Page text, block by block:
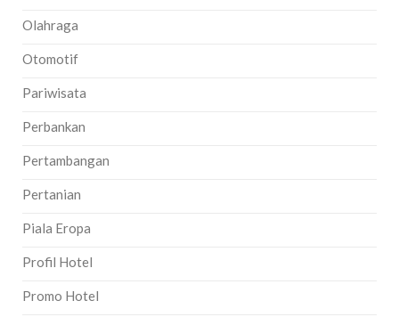
Olahraga
Otomotif
Pariwisata
Perbankan
Pertambangan
Pertanian
Piala Eropa
Profil Hotel
Promo Hotel